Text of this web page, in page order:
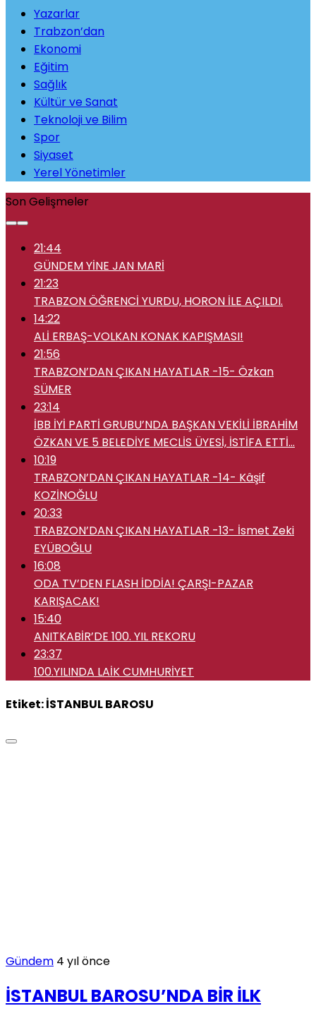
Yazarlar
Trabzon’dan
Ekonomi
Eğitim
Sağlık
Kültür ve Sanat
Teknoloji ve Bilim
Spor
Siyaset
Yerel Yönetimler
Son Gelişmeler
21:44
GÜNDEM YİNE JAN MARİ
21:23
TRABZON ÖĞRENCİ YURDU, HORON İLE AÇILDI.
14:22
ALİ ERBAŞ-VOLKAN KONAK KAPIŞMASI!
21:56
TRABZON’DAN ÇIKAN HAYATLAR -15- Özkan
SÜMER
23:14
İBB İYİ PARTİ GRUBU’NDA BAŞKAN VEKİLİ İBRAHİM
ÖZKAN VE 5 BELEDİYE MECLİS ÜYESİ, İSTİFA ETTİ…
10:19
TRABZON’DAN ÇIKAN HAYATLAR -14- Kâşif
KOZİNOĞLU
20:33
TRABZON’DAN ÇIKAN HAYATLAR -13- İsmet Zeki
EYÜBOĞLU
16:08
ODA TV’DEN FLASH İDDİA! ÇARŞI-PAZAR
KARIŞACAK!
15:40
ANITKABİR’DE 100. YIL REKORU
23:37
100.YILINDA LAİK CUMHURİYET
Etiket:İSTANBUL BAROSU
Gündem 4 yıl önce
İSTANBUL BAROSU’NDA BİR İLK